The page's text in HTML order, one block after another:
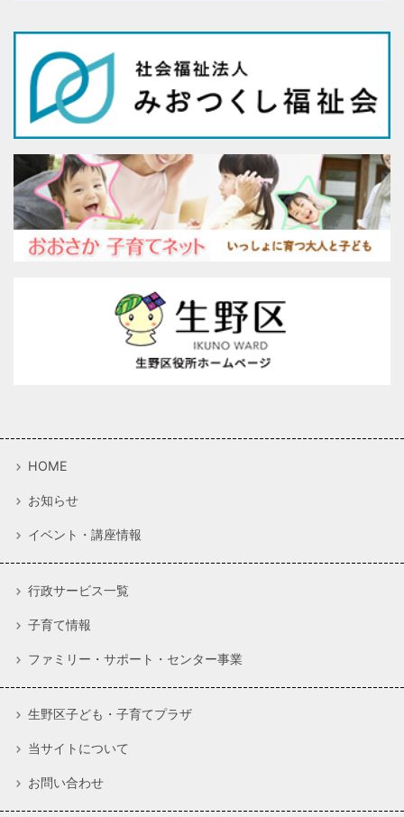
HOME
お知らせ
イベント・講座情報
行政サービス一覧
子育て情報
ファミリー・サポート・センター事業
生野区子ども・子育てプラザ
当サイトについて
お問い合わせ